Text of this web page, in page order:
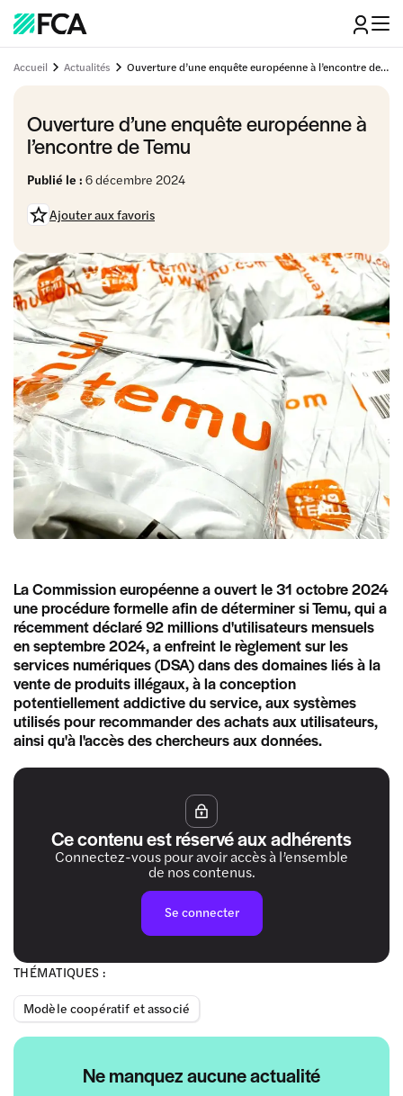
Accueil Actualités Ouverture d’une enquête européenne à l’encontre de Temu
Ouverture d’une enquête européenne à
l’encontre de Temu
Publié le : 6 décembre 2024
Ajouter aux favoris
THÉMATIQUES :
Modèle coopératif et associé
Ne manquez aucune actualité
La Commission européenne a ouvert le 31 octobre 2024
une procédure formelle afin de déterminer si Temu, qui a
récemment déclaré 92 millions d'utilisateurs mensuels
en septembre 2024, a enfreint le règlement sur les
services numériques (DSA) dans des domaines liés à la
vente de produits illégaux, à la conception
potentiellement addictive du service, aux systèmes
utilisés pour recommander des achats aux utilisateurs,
ainsi qu'à l'accès des chercheurs aux données.
Ce contenu est réservé aux adhérents
Connectez-vous pour avoir accès à l’ensemble
de nos contenus.
Se connecter